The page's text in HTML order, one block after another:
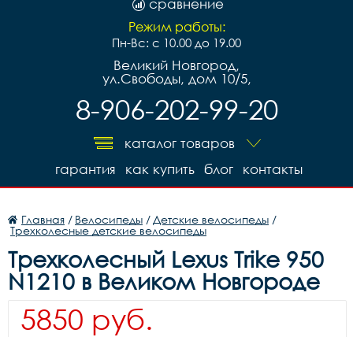
сравнение
Режим работы:
Пн-Вс: с 10.00 до 19.00
Великий Новгород,
ул.Свободы, дом 10/5,
8-906-202-99-20
каталог товаров
контакты
блог
как купить
гарантия
Главная / Велосипеды / Детские велосипеды /
Трехколесные детские велосипеды
Трехколесный Lexus Trike 950
N1210 в Великом Новгороде
5850 руб.